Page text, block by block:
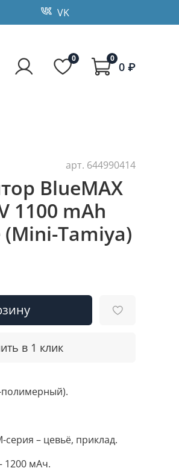
VK
0 0
0 ₽
арт. 644990414
BlueMAX
1100 mAh
(Mini-Tamiya)
в 1 клик
полимерный).
– цевьё, приклад.
1200 мАч.